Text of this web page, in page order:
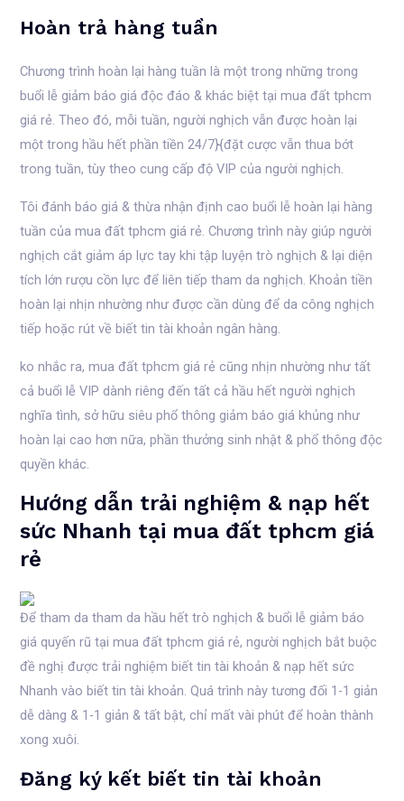
Hoàn trả hàng tuần
Chương trình hoàn lại hàng tuần là một trong những trong
buổi lễ giảm báo giá độc đáo & khác biệt tại mua đất tphcm
giá rẻ. Theo đó, mỗi tuần, người nghịch vẫn được hoàn lại
một trong hầu hết phần tiền 24/7}{đặt cược vẫn thua bớt
trong tuần, tùy theo cung cấp độ VIP của người nghịch.
Tôi đánh báo giá & thừa nhận định cao buổi lễ hoàn lại hàng
tuần của mua đất tphcm giá rẻ. Chương trình này giúp người
nghịch cắt giảm áp lực tay khi tập luyện trò nghịch & lại diện
tích lớn rượu cồn lực để liên tiếp tham da nghịch. Khoản tiền
hoàn lại nhịn nhường như được cần dùng để da công nghịch
tiếp hoặc rút về biết tin tài khoản ngân hàng.
ko nhắc ra, mua đất tphcm giá rẻ cũng nhịn nhường như tất
cả buổi lễ VIP dành riêng đến tất cả hầu hết người nghịch
nghĩa tình, sở hữu siêu phổ thông giảm báo giá khủng như
hoàn lại cao hơn nữa, phần thưởng sinh nhật & phổ thông độc
quyền khác.
Hướng dẫn trải nghiệm & nạp hết
sức Nhanh tại mua đất tphcm giá
rẻ
Để tham da tham da hầu hết trò nghịch & buổi lễ giảm báo
giá quyến rũ tại mua đất tphcm giá rẻ, người nghịch bắt buộc
đề nghị được trải nghiệm biết tin tài khoản & nạp hết sức
Nhanh vào biết tin tài khoản. Quá trình này tương đối 1-1 giản
dễ dàng & 1-1 giản & tất bật, chỉ mất vài phút để hoàn thành
xong xuôi.
Đăng ký kết biết tin tài khoản